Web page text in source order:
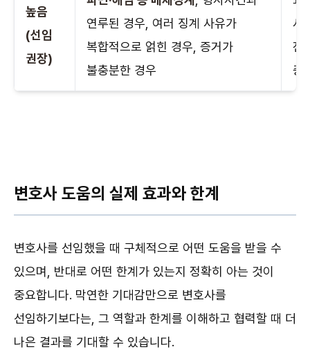
높음
(선임
권장)
연루된 경우, 여러 징계 사유가
복합적으로 얽힌 경우, 증거가
불충분한 경우
사
전
중
변호사 도움의 실제 효과와 한계
변호사를 선임했을 때 구체적으로 어떤 도움을 받을 수
있으며, 반대로 어떤 한계가 있는지 정확히 아는 것이
중요합니다. 막연한 기대감만으로 변호사를
선임하기보다는, 그 역할과 한계를 이해하고 협력할 때 더
나은 결과를 기대할 수 있습니다.